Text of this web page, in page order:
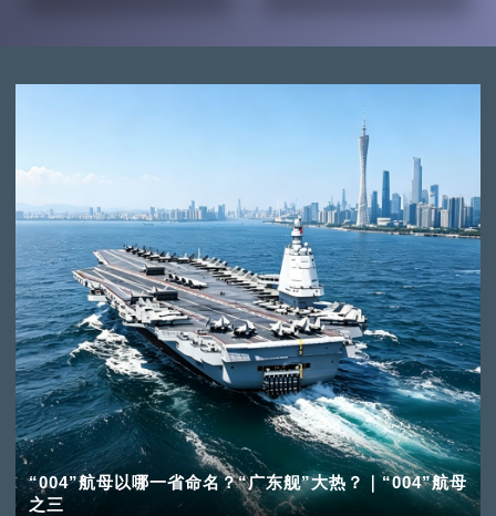
“004”航母以哪一省命名？“广东舰”大热？｜“004”航母
之三